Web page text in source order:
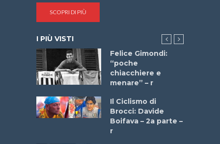
SCOPRI DI PIÙ
I PIÙ VISTI
Felice Gimondi:
“poche
chiacchiere e
menare” – r
Il Ciclismo di
Brocci: Davide
Boifava – 2a parte –
r